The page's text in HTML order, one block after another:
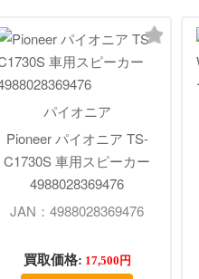
パイオニア
Pioneer パイオニア TS-
C1730S 車用スピーカー
4988028369476
JAN：4988028369476
買取価格: 17,500円